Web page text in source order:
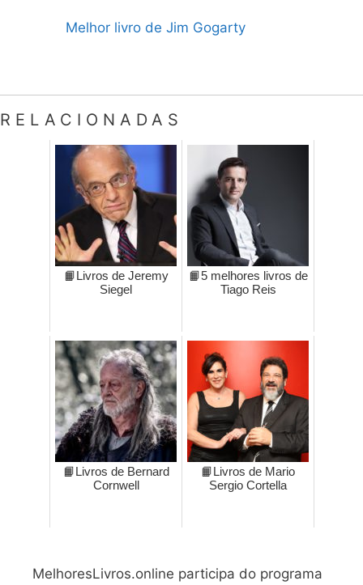
Melhor livro de Jim Gogarty
RELACIONADAS
📙Livros de Jeremy
Siegel
📙5 melhores livros de
Tiago Reis
📙Livros de Bernard
Cornwell
📙Livros de Mario
Sergio Cortella
MelhoresLivros.online participa do programa